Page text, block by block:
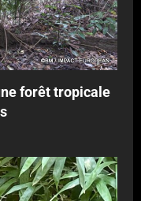
forêt tropicale